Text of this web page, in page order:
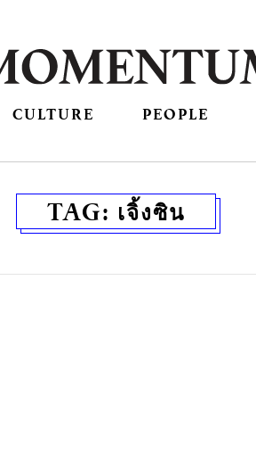
CULTURE PEOPLE
TAG: เจิ้งซิน